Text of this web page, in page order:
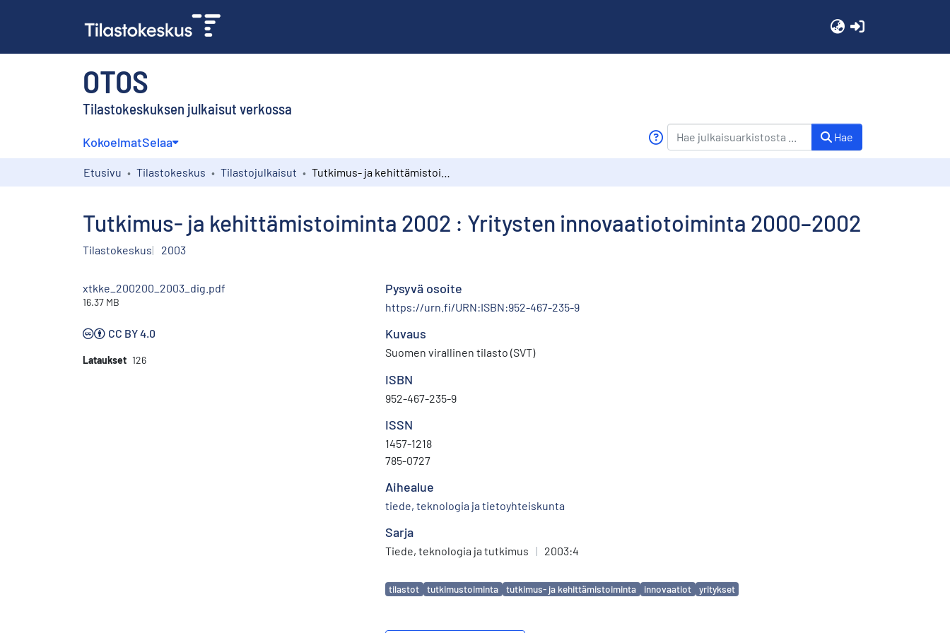
OTOS
Tilastokeskuksen julkaisut verkossa
KokoelmatSelaa Hae
Etusivu Tilastokeskus Tilastojulkaisut
Tutkimus- ja kehittämistoiminta 2002 : Yritysten innovaatiotoiminta 2000–2002
Tilastokeskus 2003
xtkke_200200_2003_dig.pdf
16.37 MB
CC BY 4.0
Lataukset 126
Pysyvä osoite
https://urn.fi/URN:ISBN:952-467-235-9
Kuvaus
Suomen virallinen tilasto (SVT)
ISBN
952-467-235-9
ISSN
1457-1218
785-0727
Aihealue
tiede, teknologia ja tietoyhteiskunta
Sarja
Tiede, teknologia ja tutkimus | 2003:4
Avainsanat
tilastot tutkimustoiminta tutkimus- ja kehittämistoiminta innovaatiot yritykset